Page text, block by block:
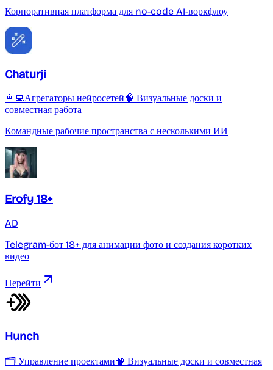
Корпоративная платформа для no-code AI-воркфлоу
Chaturji
👩‍💻Агрегаторы нейросетей🧠 Визуальные доски и
совместная работа
Командные рабочие пространства с несколькими ИИ
Erofy 18+
AD
Telegram-бот 18+ для анимации фото и создания коротких
видео
Перейти
Hunch
🗂 Управление проектами🧠 Визуальные доски и совместная